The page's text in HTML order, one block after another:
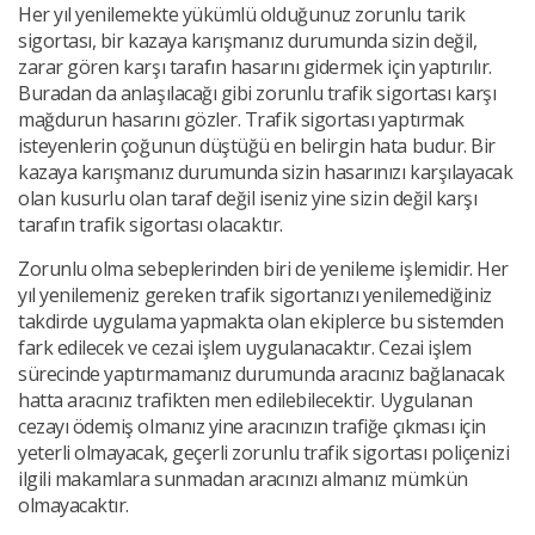
Her yıl yenilemekte yükümlü olduğunuz zorunlu tarik
sigortası, bir kazaya karışmanız durumunda sizin değil,
zarar gören karşı tarafın hasarını gidermek için yaptırılır.
Buradan da anlaşılacağı gibi zorunlu trafik sigortası karşı
mağdurun hasarını gözler. Trafik sigortası yaptırmak
isteyenlerin çoğunun düştüğü en belirgin hata budur. Bir
kazaya karışmanız durumunda sizin hasarınızı karşılayacak
olan kusurlu olan taraf değil iseniz yine sizin değil karşı
tarafın trafik sigortası olacaktır.
Zorunlu olma sebeplerinden biri de yenileme işlemidir. Her
yıl yenilemeniz gereken trafik sigortanızı yenilemediğiniz
takdirde uygulama yapmakta olan ekiplerce bu sistemden
fark edilecek ve cezai işlem uygulanacaktır. Cezai işlem
sürecinde yaptırmamanız durumunda aracınız bağlanacak
hatta aracınız trafikten men edilebilecektir. Uygulanan
cezayı ödemiş olmanız yine aracınızın trafiğe çıkması için
yeterli olmayacak, geçerli zorunlu trafik sigortası poliçenizi
ilgili makamlara sunmadan aracınızı almanız mümkün
olmayacaktır.